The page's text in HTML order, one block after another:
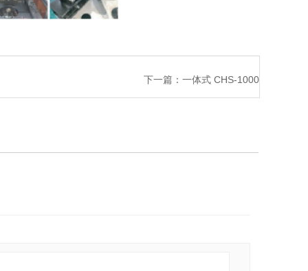
下一篇： 一体式 CHS-1000